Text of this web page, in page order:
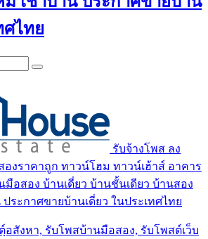
ศไทย
รับจ้างโพส ลง
งราคาถูก ทาวน์โฮม ทาวน์เฮ้าส์ อาคาร
อสอง บ้านเดี่ยว บ้านชั้นเดียว บ้านสอง
ระกาศขายบ้านเดี่ยว ในประเทศไทย
อสังหา, รับโพสบ้านมือสอง, รับโพสต์เว็บ